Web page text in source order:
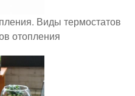
Виды термостатов
отопления